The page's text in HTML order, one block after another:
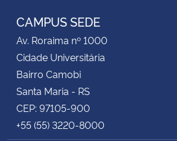
CAMPUS SEDE
Av. Roraima nº 1000
Cidade Universitária
Bairro Camobi
Santa Maria - RS
CEP: 97105-900
+55 (55) 3220-8000